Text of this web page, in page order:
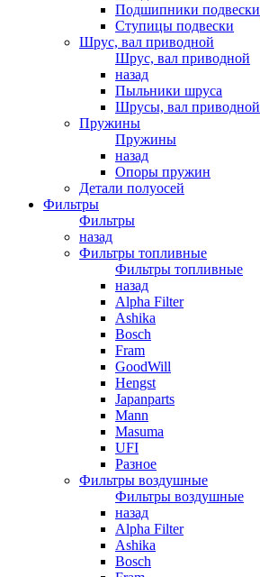
Подшипники подвески
Ступицы подвески
Шрус, вал приводной
Шрус, вал приводной
назад
Пыльники шруса
Шрусы, вал приводной
Пружины
Пружины
назад
Опоры пружин
Детали полуосей
Фильтры
Фильтры
назад
Фильтры топливные
Фильтры топливные
назад
Alpha Filter
Ashika
Bosch
Fram
GoodWill
Hengst
Japanparts
Mann
Masuma
UFI
Разное
Фильтры воздушные
Фильтры воздушные
назад
Alpha Filter
Ashika
Bosch